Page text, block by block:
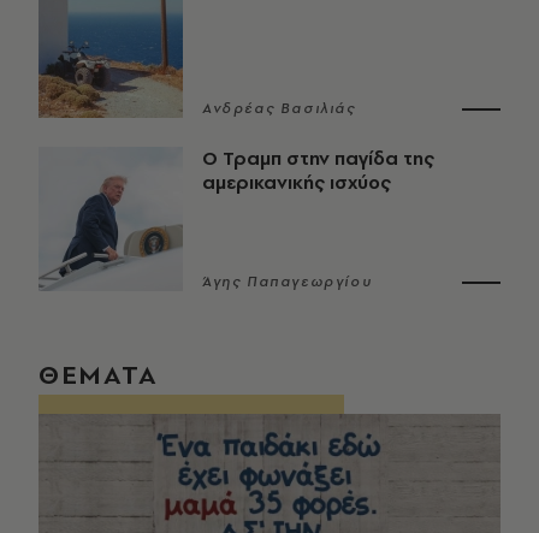
Ανδρέας Βασιλιάς
Ο Τραμπ στην παγίδα της
αμερικανικής ισχύος
Άγης Παπαγεωργίου
ΘΕΜΑΤΑ